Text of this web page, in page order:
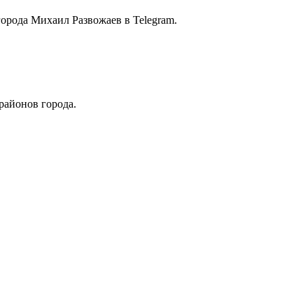
Михаил Развожаев в Telegram.
города.